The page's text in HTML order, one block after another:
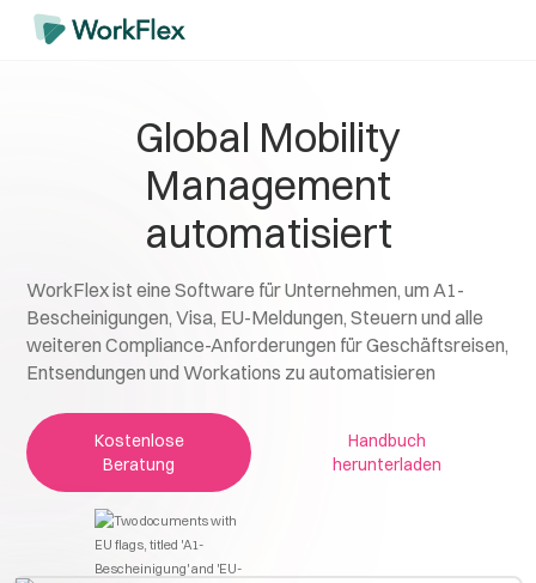
Global Mobility
Management
automatisiert
WorkFlex ist eine Software für Unternehmen, um A1-
Bescheinigungen, Visa, EU-Meldungen, Steuern und alle
weiteren Compliance-Anforderungen für Geschäftsreisen,
Entsendungen und Workations zu automatisieren
Kostenlose
Beratung
Handbuch
herunterladen